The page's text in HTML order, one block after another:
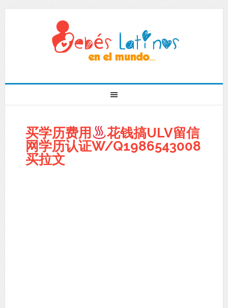
买学历费用
花钱搞ULV留信
网学历认证W/Q1986543008
买拉文